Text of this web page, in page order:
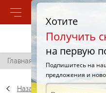
Позвонить
Главная / Dunlop SP Sport
Назад
Хотите
Получить
на первую
Подпишитесь на
предложения и